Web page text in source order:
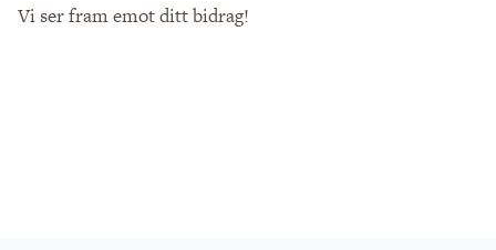
Vi ser fram emot ditt bidrag!